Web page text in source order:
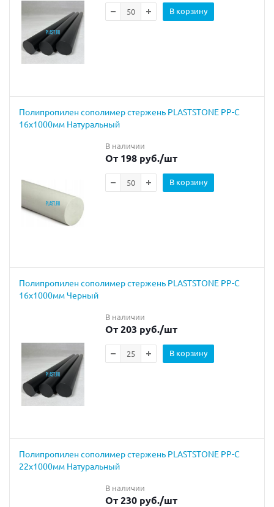
В корзину
Полипропилен сополимер стержень PLASTSTONE PP-C
16х1000мм Натуральный
В наличии
От 198 руб./шт
В корзину
Полипропилен сополимер стержень PLASTSTONE PP-C
16х1000мм Черный
В наличии
От 203 руб./шт
В корзину
Полипропилен сополимер стержень PLASTSTONE PP-C
22х1000мм Натуральный
В наличии
От 230 руб./шт